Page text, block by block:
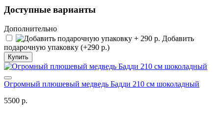
Доступные варианты
Дополнительно
Добавить
подарочную упаковку (+290 р.)
Купить
Огромный плюшевый медведь Бадди 210 см шоколадный
5500 р.